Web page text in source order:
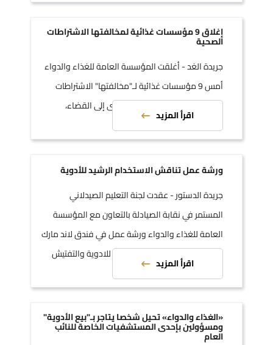
إغلاق 9 مؤسسات غذائية لمخالفتها الاشتراطات
الصحية
جريدة الغد - أغلقت المؤسسة العامة للغذاء والدواء
أمس 9 مؤسسات غذائية لـ"مخالفتها" الاشتراطات
الصحية، إضافة إلى تحويل 36 أخرى إلى القضاء،
اقرأ المزيد
ورشة عمل تناقش الاستخدام الرشيد للأدوية
جريدة الدستور - عقدت لجنة التعليم الصيدلاني
المستمر في نقابة الصيادلة بالتعاون مع المؤسسة
العامة للغذاء والدواء ورشة عمل في فندق لاند مارك
تناولت مواضيع الاستخدام الرشيد للادوية والتفتيش
اقرأ المزيد
«الغذاء والدواء» تحيل شخصا يتاجر بـ"بيع الأدوية"
ومسؤولين بإحدى المستشفيات الخاصة للنائب
العام